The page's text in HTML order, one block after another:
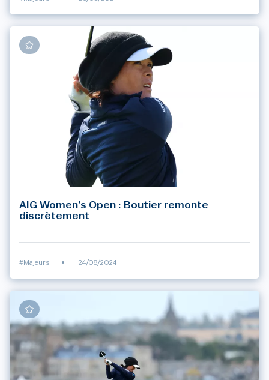
AIG Women’s Open : Boutier remonte
discrètement
#Majeurs • 24/08/2024